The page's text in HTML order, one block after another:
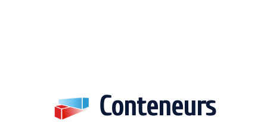
Conteneurs